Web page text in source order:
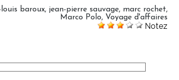
louis baroux, jean-pierre sauvage, marc rochet,
Marco Polo, Voyage d'affaires
Notez